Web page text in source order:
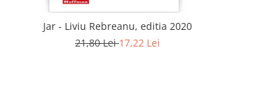
Jar - Liviu Rebreanu, editia 2020
21,80 Lei17,22 Lei